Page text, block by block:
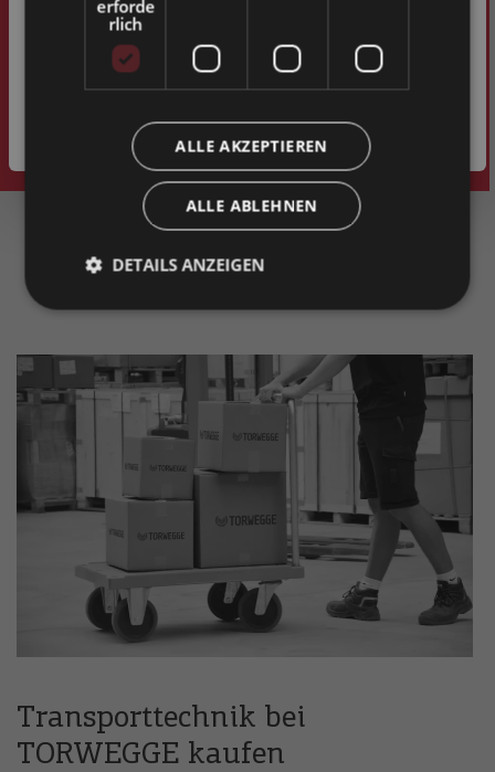
Einsatzbereiche. Finden Sie die richtigen Räder und Rollen
für Ihre Anforderungen im Online-Shop von TORWEGGE!
Transporttechnik bei
TORWEGGE kaufen
Privatkunde
Geschäftskunde( exkl. MwSt. )
erforde
rlich
ALLE AKZEPTIEREN
ALLE ABLEHNEN
DETAILS ANZEIGEN